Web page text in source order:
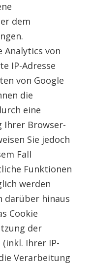
dem
Analytics von
IP-Adresse
von Google
die
eine
Ihrer Browser-
Sie jedoch
Fall
Funktionen
werden
darüber hinaus
Cookie
der
Ihrer IP-
Verarbeitung